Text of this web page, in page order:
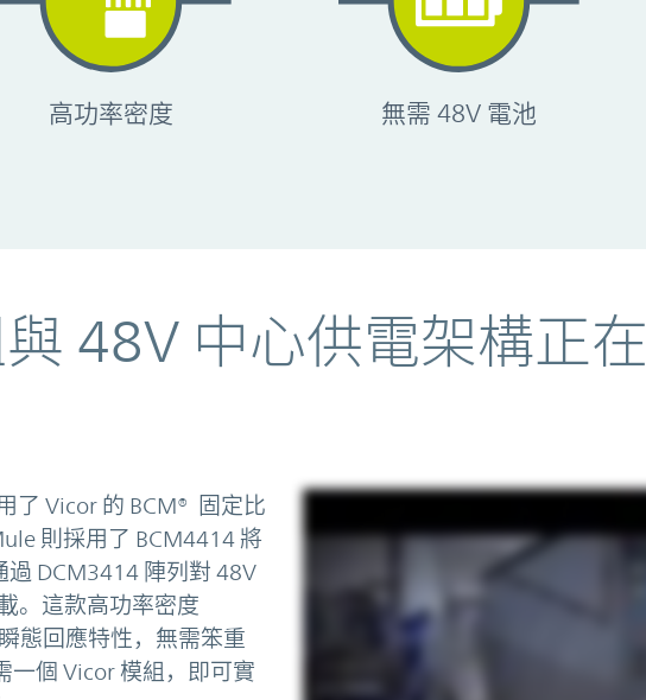
高功率密度 無需 48V 電池
48V 中心供電架構正
了 Vicor 的 BCM® 固定比
則採用了 BCM4414 將
DCM3414 陣列對 48V
。這款高功率密度
態回應特性，無需笨重
一個 Vicor 模組，即可實